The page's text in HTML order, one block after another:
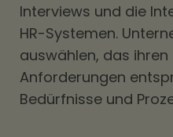
Interviews und die
HR-Systemen.
auswählen, das
Anforderungen
Bedürfnisse und